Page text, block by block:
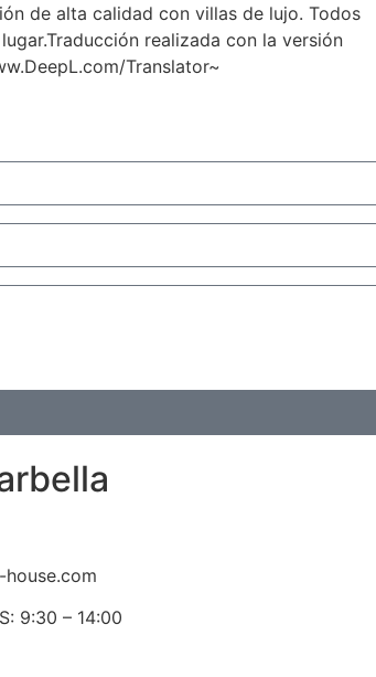
‌de ‌alta ‌calidad con ‌villas de lujo. Todos
realizada con ‌la ‌versión
Translator~
S: 9:30 – 14:00